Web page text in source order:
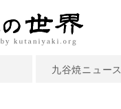
九谷焼ニュース